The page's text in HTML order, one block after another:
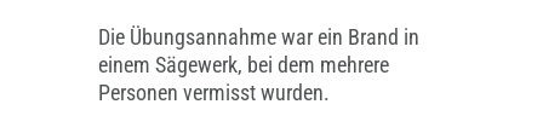
Die Übungsannahme war ein Brand in
einem Sägewerk, bei dem mehrere
Personen vermisst wurden.